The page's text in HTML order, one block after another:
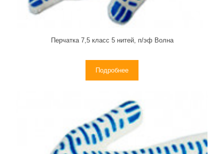
Перчатка 7,5 класс 5 нитей, п/эф Волна
Подробнее